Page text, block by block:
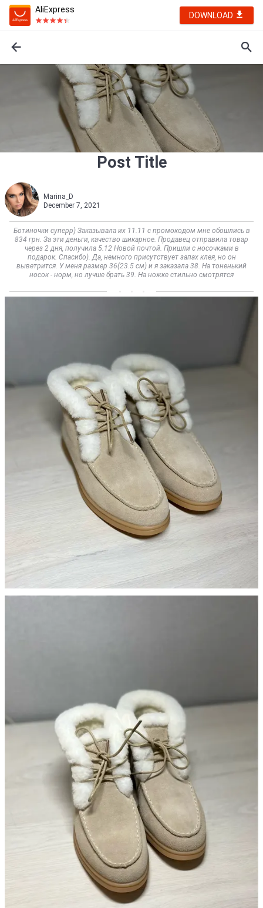
AliExpress
DOWNLOAD
Post Title
Marina_D
December 7, 2021
Ботиночки суперр) Заказывала их 11.11 с промокодом мне обошлись в
834 грн. За эти деньги, качество шикарное. Продавец отправила товар
через 2 дня, получила 5.12 Новой почтой. Пришли с носочками в
подарок. Спасибо). Да, немного присутствует запах клея, но он
выветрится. У меня размер 36(23.5 см) и я заказала 38. На тоненький
носок - норм, но лучше брать 39. На ножке стильно смотрятся